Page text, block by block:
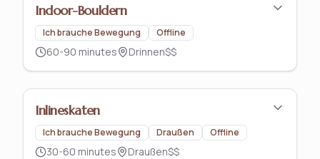
Indoor-Bouldern
Ich brauche Bewegung Offline
60-90 minutes Drinnen$$
Inlineskaten
Ich brauche Bewegung Draußen Offline
30-60 minutes Draußen$$